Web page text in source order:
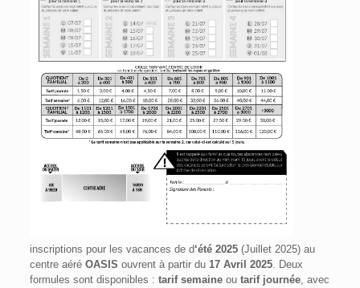
inscriptions pour les vacances de d‘été 2025(Juillet 2025) au
centre aéré OASIS ouvrent à partir du 17 Avril 2025. Deux
formules sont disponibles : tarif semaineou tarif journée, avec